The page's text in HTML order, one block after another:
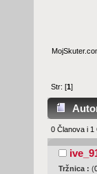
Str: [1]
0 Članova i 1
Tržnica : (